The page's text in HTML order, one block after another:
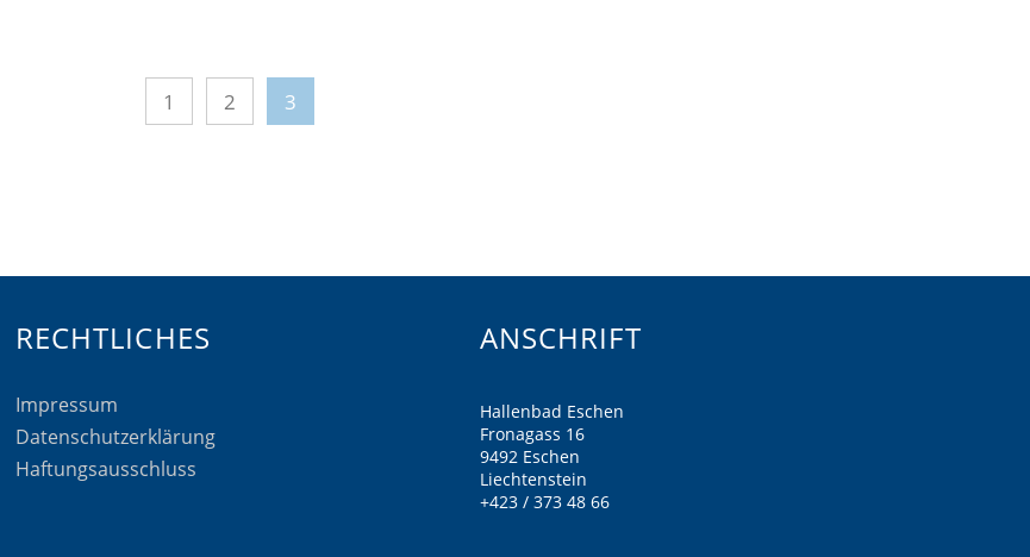
1 2 3
RECHTLICHES
Impressum
Datenschutzerklärung
Haftungsausschluss
ANSCHRIFT
Hallenbad Eschen
Fronagass 16
9492 Eschen
Liechtenstein
+423 / 373 48 66